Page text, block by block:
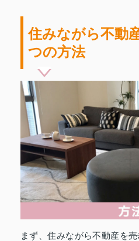
住みながら不動
つの方法
まず、住みながら不動産を